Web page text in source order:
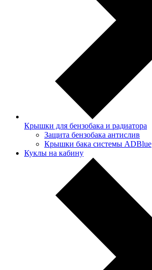
Крышки для бензобака и радиатора
Защита бензобака антислив
Крышки бака системы ADBlue
Куклы на кабину